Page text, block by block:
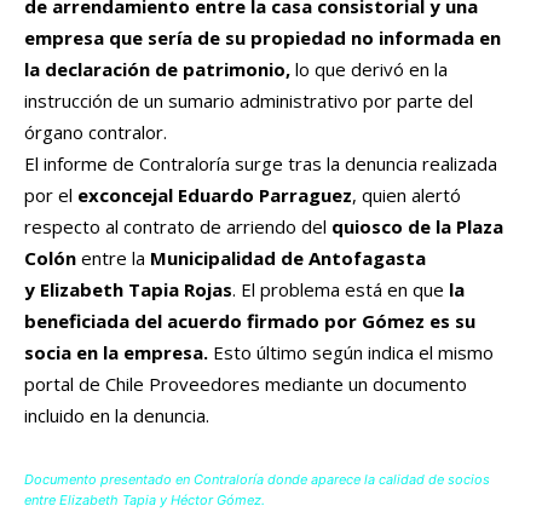
de arrendamiento entre la casa consistorial y una
empresa que sería de su propiedad no informada en
la declaración de patrimonio, lo que derivó en la
instrucción de un sumario administrativo por parte del
órgano contralor.
El informe de Contraloría surge tras la denuncia realizada
por el exconcejal Eduardo Parraguez, quien alertó
respecto al contrato de arriendo del quiosco de la Plaza
Colón entre la Municipalidad de Antofagasta
y Elizabeth Tapia Rojas. El problema está en que la
beneficiada del acuerdo firmado por Gómez es su
socia en la empresa. Esto último según indica el mismo
portal de Chile Proveedores mediante un documento
incluido en la denuncia.
Documento presentado en Contraloría donde aparece la calidad de socios
entre Elizabeth Tapia y Héctor Gómez.